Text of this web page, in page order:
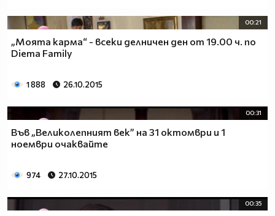
00:21
„Моята карма“ - всеки делничен ден от 19.00 ч. по
Diema Family
1 888 26.10.2015
00:31
Във „Великолепният век” на 31 октомври и 1
ноември очаквайте
974 27.10.2015
00:35